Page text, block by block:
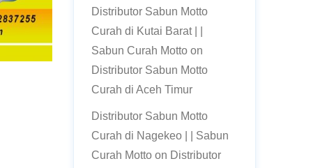
Distributor Sabun Motto
Curah di Kutai Barat | |
Sabun Curah Mottoon
Distributor Sabun Motto
Curah di Aceh Timur
Distributor Sabun Motto
Curah di Nagekeo | | Sabun
Curah Mottoon Distributor